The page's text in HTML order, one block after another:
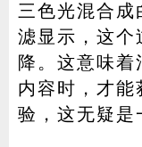
三色光混合成
滤显示，这个
降。这意味着
内容时，才能
验，这无疑是